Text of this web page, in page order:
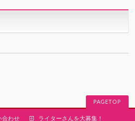
PAGETOP
合わせ
ライターさんを大募集！